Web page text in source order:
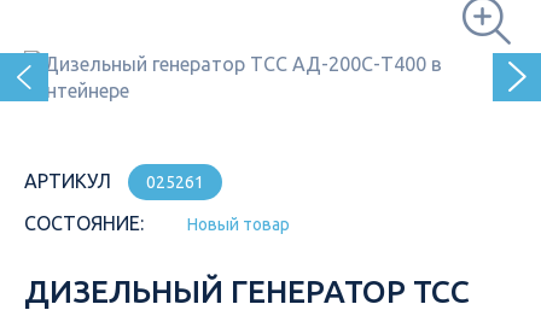
АРТИКУЛ 025261
СОСТОЯНИЕ: Новый товар
ДИЗЕЛЬНЫЙ ГЕНЕРАТОР ТСС